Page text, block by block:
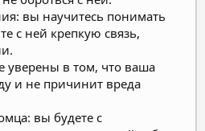
вы научитесь понимать
с ней крепкую связь,
уверены в том, что ваша
и не причинит вреда
вы будете с